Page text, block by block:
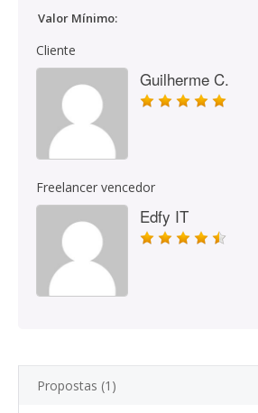
Valor Mínimo:
Cliente
Guilherme C.
Freelancer vencedor
Edfy IT
Propostas (1)